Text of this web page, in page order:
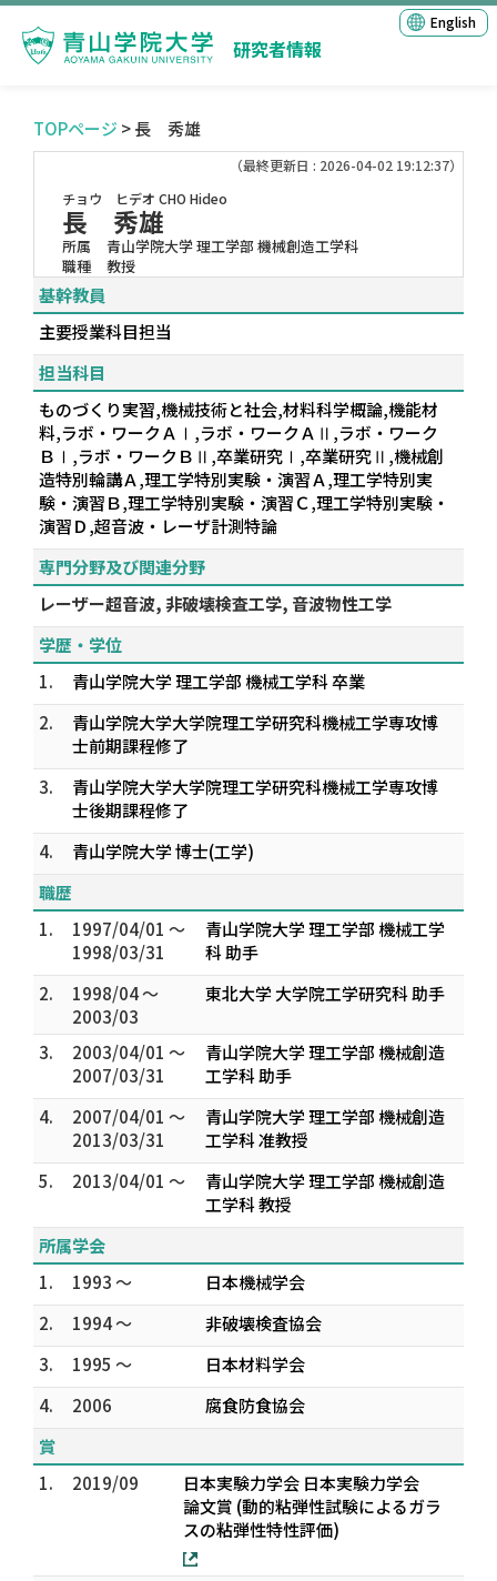
研究者情報
English
TOPページ > 長 秀雄
（最終更新日 : 2026-04-02 19:12:37）
チョウ ヒデオ CHO Hideo
長 秀雄
所属
青山学院大学 理工学部 機械創造工学科
職種
教授
基幹教員
主要授業科目担当
担当科目
ものづくり実習,機械技術と社会,材料科学概論,機能材
料,ラボ・ワークＡⅠ,ラボ・ワークＡⅡ,ラボ・ワーク
ＢⅠ,ラボ・ワークＢⅡ,卒業研究Ⅰ,卒業研究Ⅱ,機械創
造特別輪講Ａ,理工学特別実験・演習Ａ,理工学特別実
験・演習Ｂ,理工学特別実験・演習Ｃ,理工学特別実験・
演習Ｄ,超音波・レーザ計測特論
専門分野及び関連分野
レーザー超音波, 非破壊検査工学, 音波物性工学
学歴・学位
1.
青山学院大学 理工学部 機械工学科 卒業
2.
青山学院大学大学院理工学研究科機械工学専攻博
士前期課程修了
3.
青山学院大学大学院理工学研究科機械工学専攻博
士後期課程修了
4.
青山学院大学 博士(工学)
職歴
1.
1997/04/01 ～
1998/03/31
青山学院大学 理工学部 機械工学
科 助手
2.
1998/04 ～
2003/03
東北大学 大学院工学研究科 助手
3.
2003/04/01 ～
2007/03/31
青山学院大学 理工学部 機械創造
工学科 助手
4.
2007/04/01 ～
2013/03/31
青山学院大学 理工学部 機械創造
工学科 准教授
5.
2013/04/01 ～
青山学院大学 理工学部 機械創造
工学科 教授
所属学会
1.
1993 ～
日本機械学会
2.
1994 ～
非破壊検査協会
3.
1995 ～
日本材料学会
4.
2006
腐食防食協会
賞
1.
2019/09
日本実験力学会 日本実験力学会
論文賞 (動的粘弾性試験によるガラ
スの粘弾性特性評価)